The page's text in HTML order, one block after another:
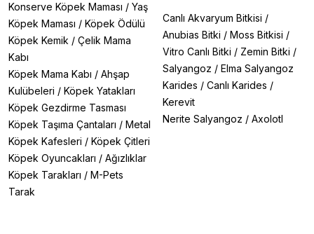
Konserve Köpek Maması / Yaş
Köpek Maması / Köpek Ödülü
Köpek Kemik / Çelik Mama
Kabı
Köpek Mama Kabı / Ahşap
Kulübeleri / Köpek Yatakları
Köpek Gezdirme Tasması
Köpek Taşıma Çantaları / Metal
Köpek Kafesleri / Köpek Çitleri
Köpek Oyuncakları / Ağızlıklar
Köpek Tarakları / M-Pets
Tarak
Canlı Akvaryum Bitkisi /
Anubias Bitki / Moss Bitkisi /
Vitro Canlı Bitki / Zemin Bitki /
Salyangoz / Elma Salyangoz
Karides / Canlı Karides /
Kerevit
Nerite Salyangoz / Axolotl